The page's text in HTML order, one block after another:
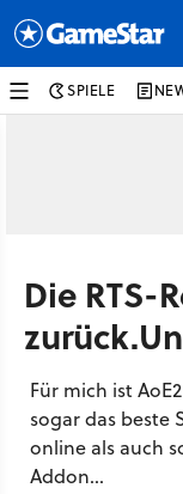
SPIELE
Die RTS-
Für mich ist
sogar das beste
online als auch
Addon...